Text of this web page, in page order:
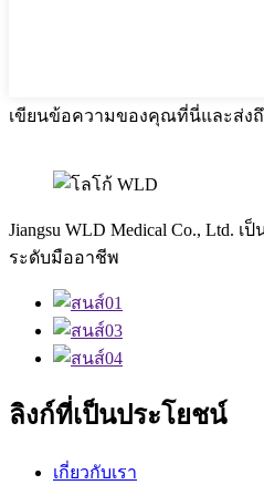
เขียนข้อความของคุณที่นี่และส่งถึ
Jiangsu WLD Medical Co., Ltd.
ระดับมืออาชีพ
ลิงก์ที่เป็นประโยชน์
เกี่ยวกับเรา